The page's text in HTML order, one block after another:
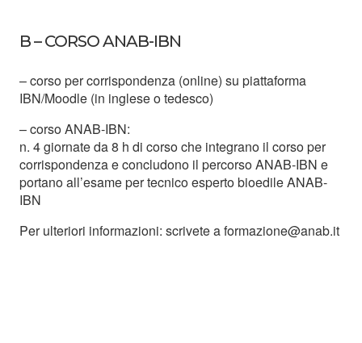
B – CORSO ANAB-IBN
– corso per corrispondenza (online) su piattaforma
IBN/Moodle (in inglese o tedesco)
– corso ANAB-IBN:
n. 4 giornate da 8 h di corso che integrano il corso per
corrispondenza e concludono il percorso ANAB-IBN e
portano all’esame per tecnico esperto bioedile ANAB-
IBN
Per ulteriori informazioni: scrivete a formazione@anab.it